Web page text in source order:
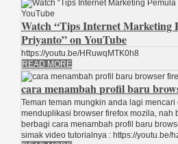
Watch “Tips Internet Marketing
Priyanto” on YouTube
https://youtu.be/HRuwqMTK0h8
READ MORE
cara menambah profil baru
Teman teman mungkin anda lagi
menduplikasi browser firefox mozila, nah
berbagi cara menambah profil baru
simak video tutorialnya : https://youtu.be/